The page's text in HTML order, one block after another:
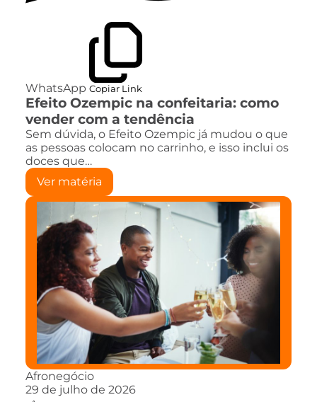
WhatsApp Copiar Link
Efeito Ozempic na confeitaria: como
vender com a tendência
Sem dúvida, o Efeito Ozempic já mudou o que
as pessoas colocam no carrinho, e isso inclui os
doces que…
Ver matéria
Afronegócio
29 de julho de 2026